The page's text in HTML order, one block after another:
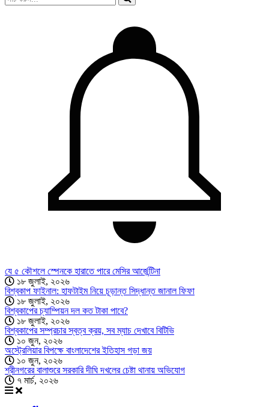
যে ৫ কৌশলে স্পেনকে হারাতে পারে মেসির আর্জেন্টিনা
১৮ জুলাই, ২০২৬
বিশ্বকাপ ফাইনাল: হাফটাইম নিয়ে চূড়ান্ত সিদ্ধান্ত জানাল ফিফা
১৮ জুলাই, ২০২৬
বিশ্বকাপের চ্যাম্পিয়ন দল কত টাকা পাবে?
১৮ জুলাই, ২০২৬
বিশ্বকাপের সম্প্রচার স্বত্ব ক্রয়, সব ম্যাচ দেখাবে বিটিভি
১০ জুন, ২০২৬
অস্ট্রেলিয়ার বিপক্ষে বাংলাদেশের ইতিহাস গড়া জয়
১০ জুন, ২০২৬
শ্রীনগরের বালাশুরে সরকারি দীঘি দখলের চেষ্টা থানায় অভিযোগ
৭ মার্চ, ২০২৬